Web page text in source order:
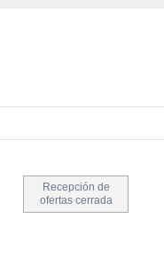
Recepción de
ofertas cerrada